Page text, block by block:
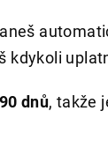
kdykoli
90 dnů, takže